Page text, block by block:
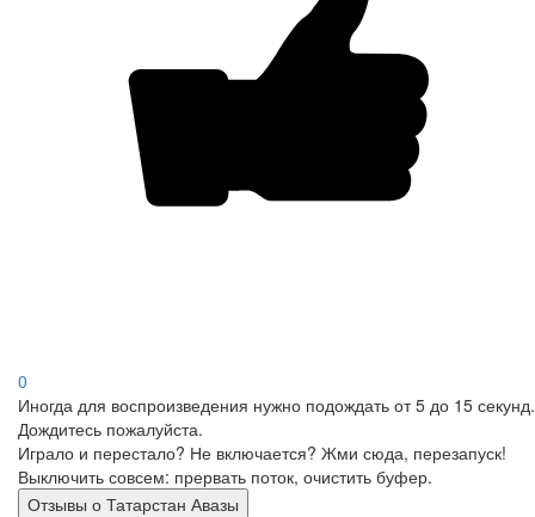
0
Иногда для воспроизведения нужно подождать от 5 до 15 секунд.
Дождитесь пожалуйста.
Играло и перестало? Не включается? Жми сюда, перезапуск!
Выключить совсем: прервать поток, очистить буфер.
Отзывы о Татарстан Авазы